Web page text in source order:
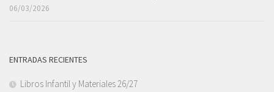
06/03/2026
ENTRADAS RECIENTES
Libros Infantil y Materiales 26/27